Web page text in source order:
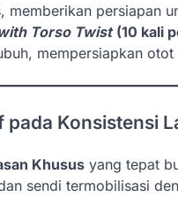
memberikan persiapan
Torso Twist (10 kali
mempersiapkan otot
pada Konsistensi
Khusus yang tepat
sendi termobilisasi